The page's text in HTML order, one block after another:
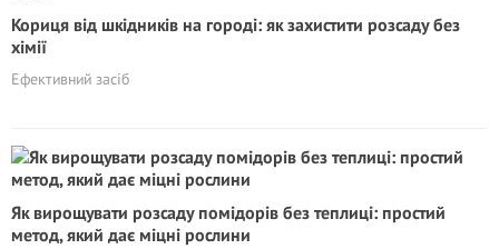
Кориця від шкідників на городі: як захистити розсаду без
хімії
Ефективний засіб
Як вирощувати розсаду помідорів без теплиці: простий
метод, який дає міцні рослини